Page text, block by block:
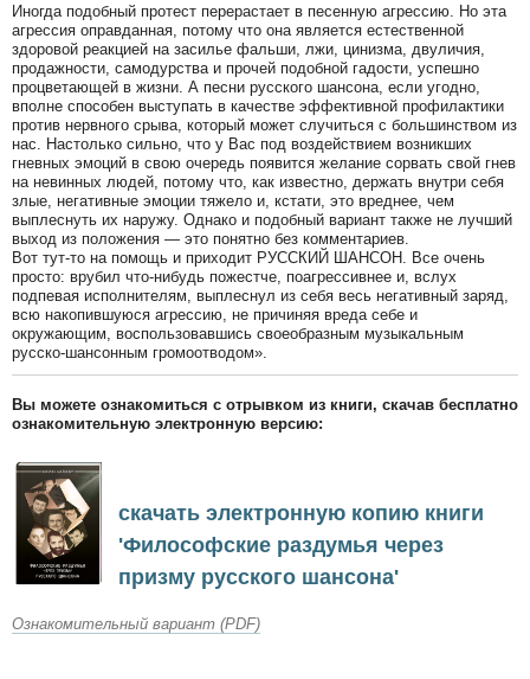
Иногда подобный протест перерастает в песенную агрессию. Но эта
агрессия оправданная, потому что она является естественной
здоровой реакцией на засилье фальши, лжи, цинизма, двуличия,
продажности, самодурства и прочей подобной гадости, успешно
процветающей в жизни. А песни русского шансона, если угодно,
вполне способен выступать в качестве эффективной профилактики
против нервного срыва, который может случиться с большинством из
нас. Настолько сильно, что у Вас под воздействием возникших
гневных эмоций в свою очередь появится желание сорвать свой гнев
на невинных людей, потому что, как известно, держать внутри себя
злые, негативные эмоции тяжело и, кстати, это вреднее, чем
выплеснуть их наружу. Однако и подобный вариант также не лучший
выход из положения — это понятно без комментариев.
Вот тут-то на помощь и приходит РУССКИЙ ШАНСОН. Все очень
просто: врубил что-нибудь пожестче, поагрессивнее и, вслух
подпевая исполнителям, выплеснул из себя весь негативный заряд,
всю накопившуюся агрессию, не причиняя вреда себе и
окружающим, воспользовавшись своеобразным музыкальным
русско-шансонным громоотводом».
Вы можете ознакомиться с отрывком из книги, скачав бесплатно
ознакомительную электронную версию:
скачать электронную копию книги
'Философские раздумья через
призму русского шансона'
Ознакомительный вариант (PDF)